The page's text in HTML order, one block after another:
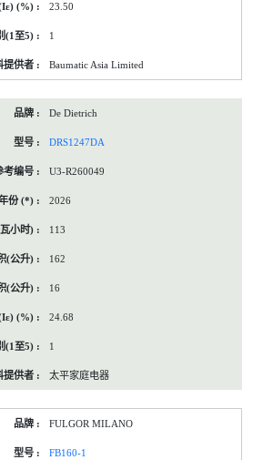
23.50
1
Baumatic Asia Limited
De Dietrich
DRS1247DA
U3-R260049
2026
113
162
16
24.68
1
太平家庭电器
FULGOR MILANO
FB160-1